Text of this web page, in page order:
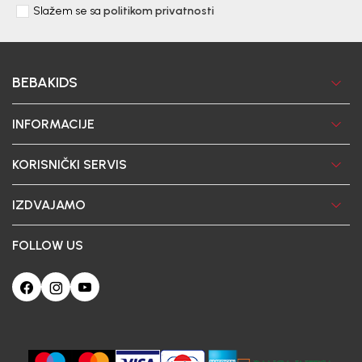
Slažem se sa politikom privatnosti
BEBAKIDS
INFORMACIJE
KORISNIČKI SERVIS
IZDVAJAMO
FOLLOW US